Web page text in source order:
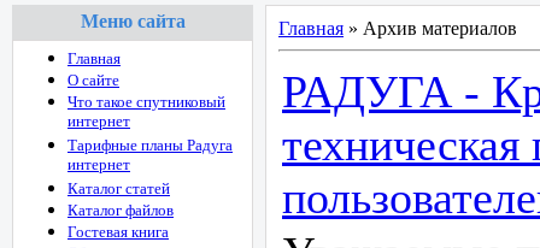
Меню сайта
Главная
О сайте
Что такое спутниковый
интернет
Тарифные планы Радуга
интернет
Каталог статей
Каталог файлов
Гостевая книга
Главная » Архив материалов
РАДУГА -